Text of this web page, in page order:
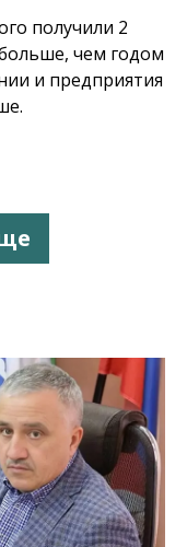
получили 2
чем годом
и предприятия